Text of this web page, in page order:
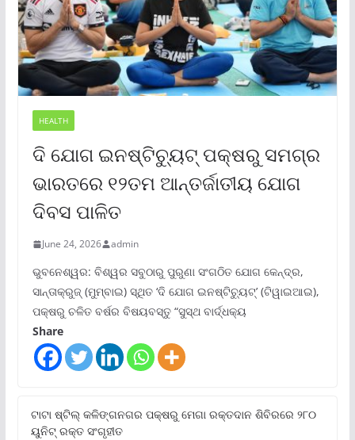
HEALTH
ଦି ଯୋଗ ଇନଷ୍ଟିଚ୍ୟୁଟ୍ ପକ୍ଷରୁ ସମଗ୍ର
ଭାରତରେ ୧୨ତମ ଆନ୍ତର୍ଜାତୀୟ ଯୋଗ
ଦିବସ ପାଳିତ
June 24, 2026 admin
ଭୁବନେଶ୍ୱର: ବିଶ୍ୱର ସବୁଠାରୁ ପୁରୁଣା ସଂଗଠିତ ଯୋଗ କେନ୍ଦ୍ର,
ସାନ୍ତାକ୍ରୁଜ୍ (ମୁମ୍ବାଇ) ସ୍ଥିତ ‘ଦି ଯୋଗ ଇନଷ୍ଟିଚ୍ୟୁଟ୍‌’ (ଟିୱାଇଆଇ),
ପକ୍ଷରୁ ଚଳିତ ବର୍ଷର ବିଷୟବସ୍ତୁ “ସୁସ୍ଥ ବାର୍ଦ୍ଧକ୍ୟ
Share
ଟାଟା ଷ୍ଟିଲ୍‌ କଳିଙ୍ଗନଗର ପକ୍ଷରୁ ମେଗା ରକ୍ତଦାନ ଶିବିରରେ ୨୮୦
ୟୁନିଟ୍‌ ରକ୍ତ ସଂଗୃହୀତ